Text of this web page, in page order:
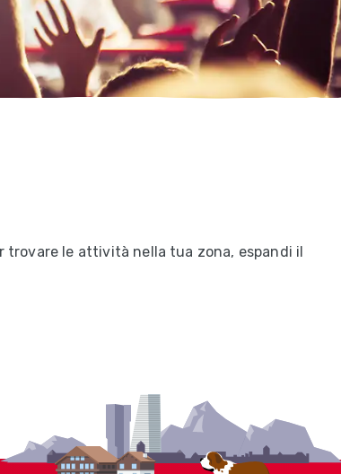
trovare le attività nella tua zona, espandi il